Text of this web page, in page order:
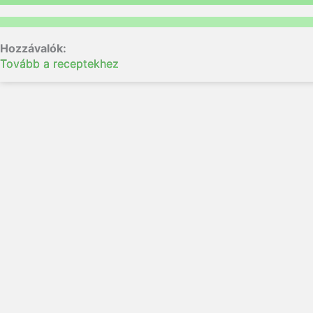
Tovább a receptekhez